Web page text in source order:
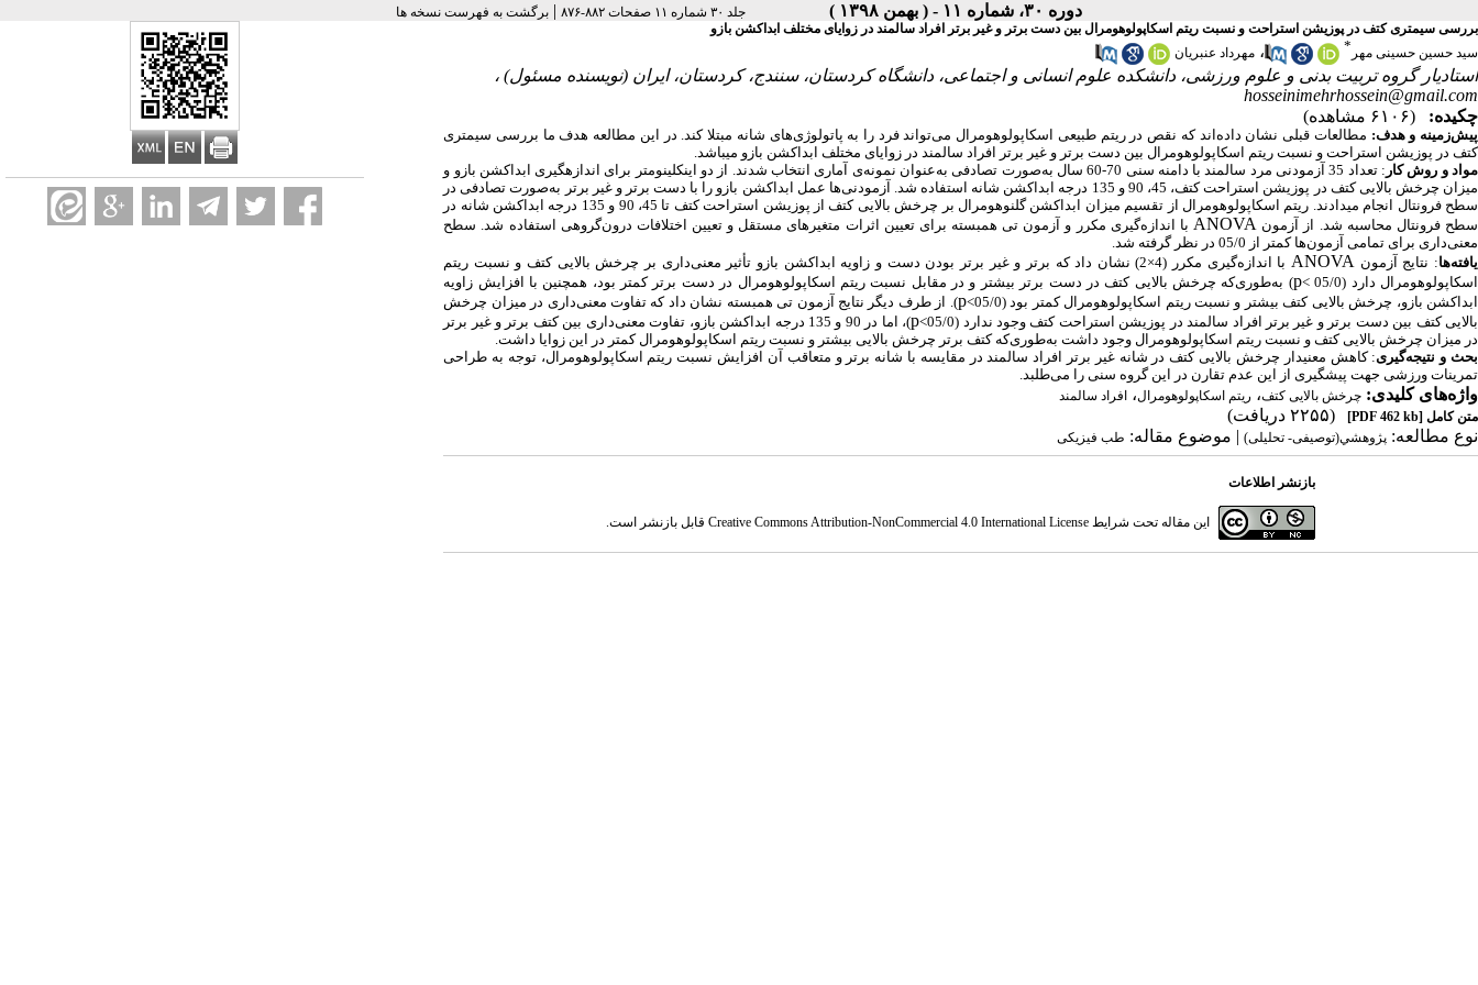
دوره ۳۰، شماره ۱۱ - ( بهمن ۱۳۹۸ ) جلد ۳۰ شماره ۱۱ صفحات ۸۸۲-۸۷۶ | برگشت به فهرست نسخه ها
بررسی سیمتری کتف در پوزیشن استراحت و نسبت ریتم اسکاپولوهومرال بین دست برتر و غیر برتر افراد سالمند در زوایای مختلف ابداکشن بازو
سید حسین حسینی مهر * ، مهرداد عنبریان
استادیار گروه تربیت بدنی و علوم ورزشی، دانشکده علوم انسانی و اجتماعی، دانشگاه کردستان، سنندج، کردستان، ایران (نویسنده مسئول) ،
hosseinimehrhossein@gmail.com
چکیده:
(۶۱۰۶ مشاهده)
پیش‌زمینه و هدف: مطالعات قبلی نشان داده‌اند که نقص در ریتم طبیعی اسکاپولوهومرال می‌تواند فرد را به پاتولوژی‌های شانه مبتلا کند. در این مطالعه هدف ما بررسی سیمتری
کتف در پوزیشن استراحت و نسبت ریتم اسکاپولوهومرال بین دست برتر و غیر برتر افراد سالمند در زوایای مختلف ابداکشن بازو می­باشد.
مواد و روش‌ کار
: تعداد 35 آزمودنی مرد سالمند با دامنه سنی 70-60 سال به‌صورت تصادفی به‌عنوان نمونه‌ی آماری انتخاب شدند. از دو اینکلینومتر برای اندازه­گیری ابداکشن بازو و
میزان چرخش بالایی کتف در پوزیشن استراحت کتف، 45، 90 و 135 درجه ابداکشن شانه استفاده شد. آزمودنی‌ها عمل ابداکشن بازو را با دست برتر و غیر برتر به‌صورت تصادفی در
سطح فرونتال انجام می­دادند. ریتم اسکاپولوهومرال از تقسیم میزان ابداکشن گلنوهومرال بر چرخش بالایی کتف از پوزیشن استراحت کتف تا 45، 90 و 135 درجه ابداکشن شانه در
سطح فرونتال محاسبه شد. از آزمون ANOVA با اندازه‌گیری مکرر و آزمون تی همبسته برای تعیین اثرات متغیرهای مستقل و تعیین اختلافات درون‌گروهی استفاده شد. سطح
معنی‌داری برای تمامی آزمون‌ها کمتر از 05/0 در نظر گرفته شد.
یافته‌ها: نتایج آزمون ANOVA
با اندازه‌گیری مکرر (4×2) نشان داد که برتر و غیر برتر بودن دست و زاویه ابداکشن بازو تأثیر معنی‌داری بر چرخش بالایی کتف و نسبت ریتم
اسکاپولوهومرال دارد (05/0 >
p) به‌طوری‌که چرخش بالایی کتف در دست برتر بیشتر و در مقابل نسبت ریتم اسکاپولوهومرال در دست برتر کمتر بود، همچنین با افزایش زاویه
ابداکشن بازو، چرخش بالایی کتف بیشتر و نسبت ریتم اسکاپولوهومرال کمتر بود (05/0>
p). از طرف دیگر نتایج آزمون تی همبسته نشان داد که تفاوت معنی‌داری در میزان چرخش
بالایی کتف بین دست برتر و غیر برتر افراد سالمند در پوزیشن استراحت کتف وجود ندارد (05/0>
p
)، اما در 90 و 135 درجه ابداکشن بازو، تفاوت معنی‌داری بین کتف برتر و غیر برتر
در میزان چرخش بالایی کتف و نسبت ریتم اسکاپولوهومرال وجود داشت به‌طوری‌که کتف برتر چرخش بالایی بیشتر و نسبت ریتم اسکاپولوهومرال کمتر در این زوایا داشت.
بحث و نتیجه‌گیری: کاهش معنی­دار چرخش بالایی کتف در شانه غیر برتر افراد سالمند در مقایسه با شانه برتر و متعاقب آن افزایش نسبت ریتم اسکاپولوهومرال، توجه به طراحی
تمرینات ورزشی جهت پیشگیری از این عدم تقارن در این گروه سنی را می‌طلبد.
واژه‌های کلیدی: چرخش بالایی کتف، ریتم اسکاپولوهومرال، افراد سالمند
متن کامل [PDF 462 kb]
(۲۲۵۵ دریافت)
نوع مطالعه: پژوهشي(توصیفی- تحلیلی) | موضوع مقاله: طب فیزیکی
بازنشر اطلاعات
این مقاله تحت شرایط Creative Commons Attribution-NonCommercial 4.0 International Licenseقابل بازنشر است.